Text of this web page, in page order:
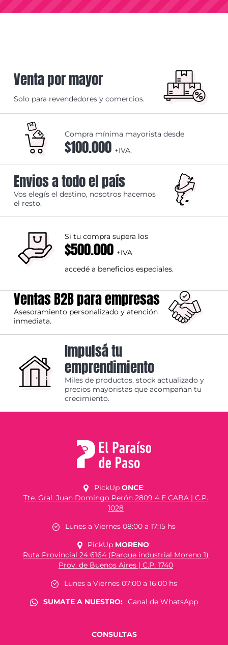
Venta por mayor
Solo para revendedores y comercios.
Compra mínima mayorista desde
$100.000 +IVA.
Envios a todo el país
Vos elegís el destino, nosotros hacemos
el resto.
Si tu compra supera los
$500.000 +IVA
accedé a beneficios especiales.
Ventas B2B para empresas
Asesoramiento personalizado y atención
inmediata.
Impulsá tu
emprendimiento
Miles de productos, stock actualizado y
precios mayoristas que acompañan tu
crecimiento.
PickUp ONCE:
Tte. Gral. Juan Domingo Perón 2809 4 E CABA | C.P.
1028
Lunes a Viernes 08:00 a 17:15 hs
PickUp MORENO:
Ruta Provincial 24 6164 (Parque industrial Moreno 1)
Prov. de Buenos Aires | C.P. 1740
Lunes a Viernes 07:00 a 16:00 hs
SUMATE A NUESTRO:
Canal de WhatsApp
CONSULTAS